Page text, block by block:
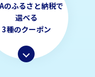
のふるさと納税で
選べる
3種のクーポン